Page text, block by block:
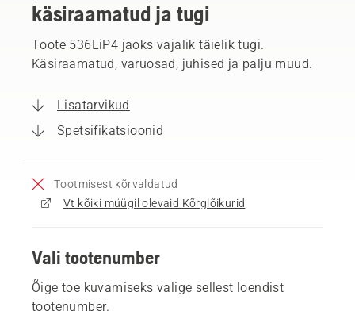
käsiraamatud ja tugi
Toote 536LiP4 jaoks vajalik täielik tugi.
Käsiraamatud, varuosad, juhised ja palju muud.
Lisatarvikud
Spetsifikatsioonid
Tootmisest kõrvaldatud
Vt kõiki müügil olevaid Kõrglõikurid
Vali tootenumber
Õige toe kuvamiseks valige sellest loendist
tootenumber.